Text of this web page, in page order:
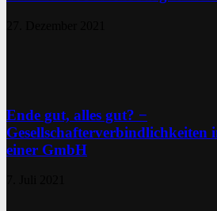
Ende gut, alles gut? −
einer GmbH